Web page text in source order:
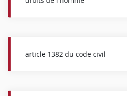
article 1382 du code civil